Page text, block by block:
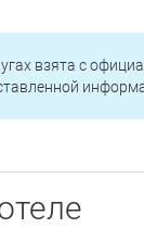
взята с